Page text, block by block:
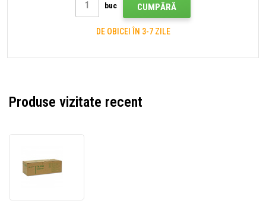
buc CUMPĂRĂ
DE OBICEI ÎN 3-7 ZILE
Produse vizitate recent
toner